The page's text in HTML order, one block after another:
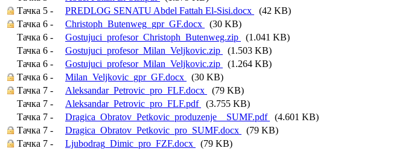
Тачка 5 -
PREDLOG SENATU Abdel Fattah El-Sisi.docx
(42 KB)
Тачка 6 -
Christoph_Butenweg_gpr_GF.docx
(30 KB)
Тачка 6 -
Gostujuci_profesor_Christoph_Butenweg.zip
(1.041 KB)
Тачка 6 -
Gostujuci_profesor_Milan_Veljkovic.zip
(1.503 KB)
Тачка 6 -
Gostujuci_profesor_Milan_Veljkovic.zip
(1.264 KB)
Тачка 6 -
Milan_Veljkovic_gpr_GF.docx
(30 KB)
Тачка 7 -
Aleksandar_Petrovic_pro_FLF.docx
(79 KB)
Тачка 7 -
Aleksandar_Petrovic_pro_FLF.pdf
(3.755 KB)
Тачка 7 -
Dragica_Obratov_Petkovic_produzenje__SUMF.pdf
(4.601 KB)
Тачка 7 -
Dragica_Obratov_Petkovic_pro_SUMF.docx
(79 KB)
Тачка 7 -
Ljubodrag_Dimic_pro_FZF.docx
(79 KB)